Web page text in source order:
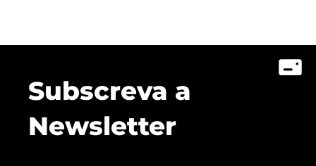
Subscreva a
Newsletter